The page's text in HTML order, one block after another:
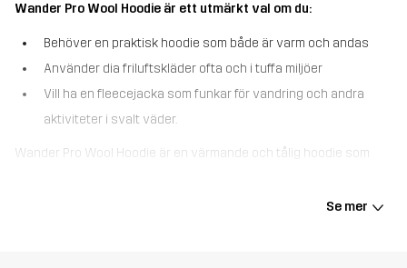
Wander Pro Wool Hoodie är ett utmärkt val om du:
Behöver en praktisk hoodie som både är varm och andas
Använder dia friluftskläder ofta och i tuffa miljöer
Vill ha en fleecejacka som funkar för vandring och andra
aktiviteter i svalt väder.
Wander Pro Wool Hoodie är en värmande och tålig hoodie som
Se mer